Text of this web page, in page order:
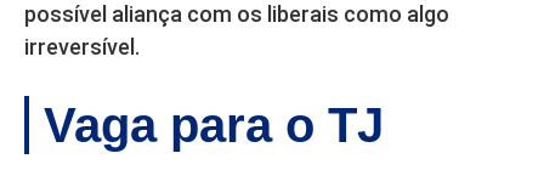
possível aliança com os liberais como algo
irreversível.
Vaga para o TJ